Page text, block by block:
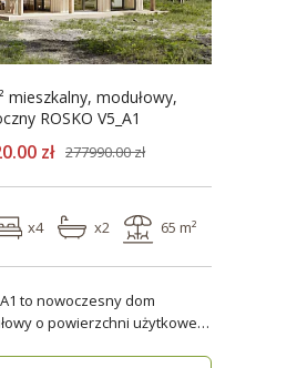
mieszkalny, modułowy,
ROSKO V5_A1
zł 277990.00 zł
x4 x2 65 m²
to nowoczesny dom
o powierzchni użytkowej